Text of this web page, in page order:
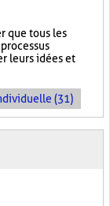
que tous les
leurs idées et
(31)